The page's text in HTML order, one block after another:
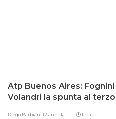
Atp Buenos Aires:
Volandri la spunta al
Diego Barbiani12 anni fa 1 min